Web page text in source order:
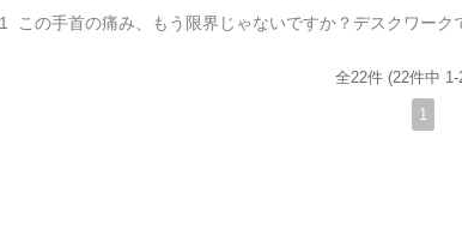
全22件 (22件中 1-
1